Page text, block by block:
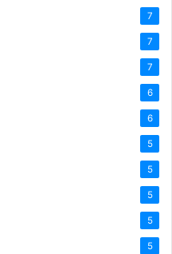
7
7
7
6
6
5
5
5
5
5